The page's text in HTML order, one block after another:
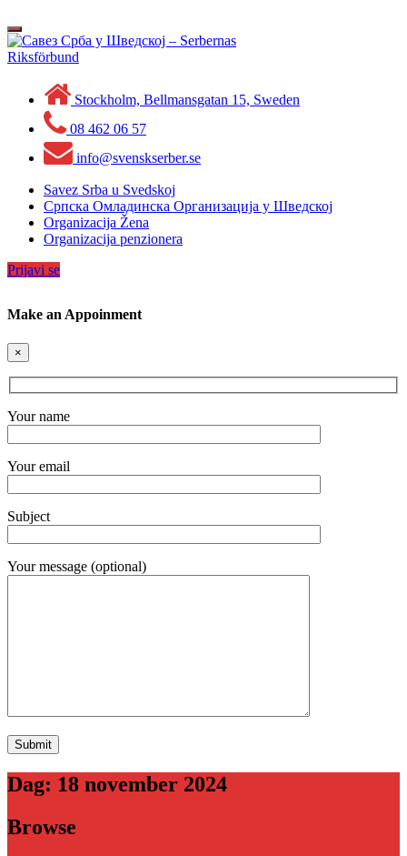
to
content
Toggle
navigation
Stockholm, Bellmansgatan 15, Sweden
08 462 06 57
info@svenskserber.se
Savez Srba u Svedskoj
Српска Омладинска Организација у Шведској
Organizacija Žena
Organizacija penzionera
Prijavi se
Make an Appoinment
×
Your name
Your email
Subject
Your message (optional)
Dag: 18 november 2024
Browse